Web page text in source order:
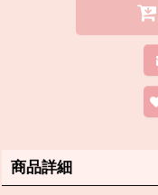
商品詳細